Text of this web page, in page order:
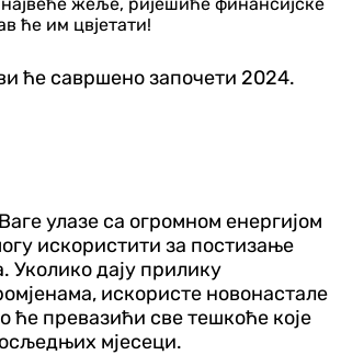
ће им цвјетати!
ће савршено започети 2024.
улазе са огромном енергијом
искористити за постизање
Уколико дају прилику
искористе новонастале
ће превазићи све тешкоће које
мјесеци.